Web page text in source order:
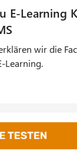
wir die
Learning.